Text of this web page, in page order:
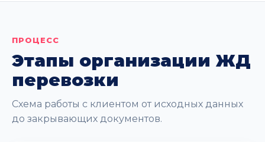
ПРОЦЕСС
Этапы организации ЖД
перевозки
Схема работы с клиентом от исходных данных
до закрывающих документов.